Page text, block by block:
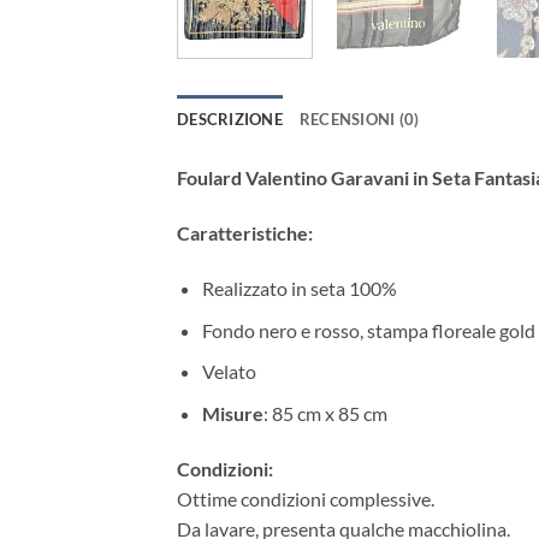
DESCRIZIONE RECENSIONI (0)
Foulard Valentino Garavani in Seta
Caratteristiche:
Realizzato in seta 100%
Fondo nero e rosso, stampa floreale gold
Velato
Misure: 85 cm x 85 cm
Condizioni:
Ottime condizioni complessive.
Da lavare, presenta qualche macchiolina.